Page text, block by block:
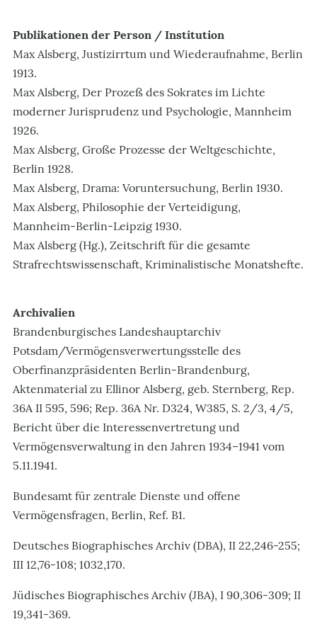
Publikationen der Person / Institution
Max Alsberg, Justizirrtum und Wiederaufnahme, Berlin
1913.
Max Alsberg, Der Prozeß des Sokrates im Lichte
moderner Jurisprudenz und Psychologie, Mannheim
1926.
Max Alsberg, Große Prozesse der Weltgeschichte,
Berlin 1928.
Max Alsberg, Drama: Voruntersuchung, Berlin 1930.
Max Alsberg, Philosophie der Verteidigung,
Mannheim-Berlin-Leipzig 1930.
Max Alsberg (Hg.), Zeitschrift für die gesamte
Strafrechtswissenschaft, Kriminalistische Monatshefte.
Archivalien
Brandenburgisches Landeshauptarchiv
Potsdam/Vermögensverwertungsstelle des
Oberfinanzpräsidenten Berlin-Brandenburg,
Aktenmaterial zu Ellinor Alsberg, geb. Sternberg, Rep.
36A II 595, 596; Rep. 36A Nr. D324, W385, S. 2/3, 4/5,
Bericht über die Interessenvertretung und
Vermögensverwaltung in den Jahren 1934–1941 vom
5.11.1941.
Bundesamt für zentrale Dienste und offene
Vermögensfragen, Berlin, Ref. B1.
Deutsches Biographisches Archiv (DBA), II 22,246-255;
III 12,76-108; 1032,170.
Jüdisches Biographisches Archiv (JBA), I 90,306-309; II
19,341-369.